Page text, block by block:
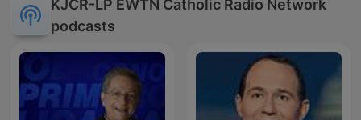
KJCR-LP EWTN Catholic Radio Network
podcasts